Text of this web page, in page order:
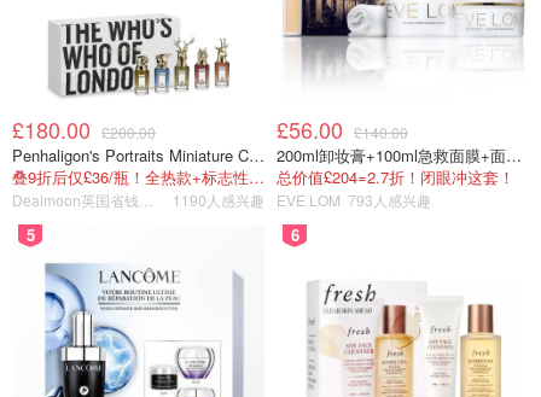
图片来自于@Chanel，版权属于原作者
Chanel 粗花呢链条包
购买
Gucci 洋红色西装
£180.00 £200.00
Penhaligon's Portraits Miniature Collection 香氛套装 5瓶装
叠9折后仅£36/瓶！全热款+标志性兽首头
1190人感兴趣
£56.00 £140.00
200ml卸妆膏+100ml急救面膜+面霜+洁颜布
总价值£204=2.7折！闭眼冲这套！
EVE LOM 793人感兴趣
5 6